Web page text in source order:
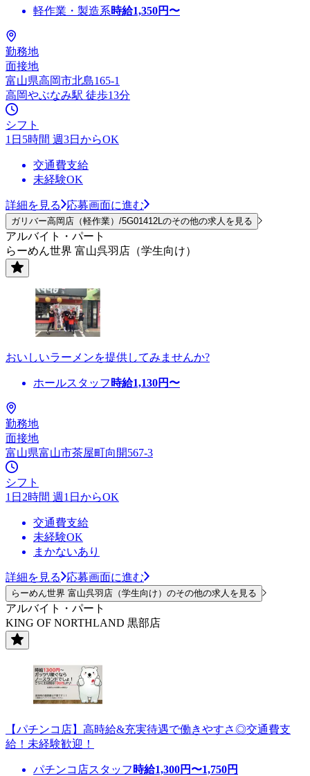
軽作業・製造系時給1,350円〜
勤務地
面接地
富山県高岡市北島165-1
高岡やぶなみ駅 徒歩13分
シフト
1日5時間 週3日からOK
交通費支給
未経験OK
詳細を見る 応募画面に進む
ガリバー高岡店（軽作業）/5G01412Lのその他の求人を見る
アルバイト・パート
らーめん世界 富山呉羽店（学生向け）
おいしいラーメンを提供してみませんか?
ホールスタッフ 時給1,130円〜
勤務地
面接地
富山県富山市茶屋町向開567-3
シフト
1日2時間 週1日からOK
交通費支給
未経験OK
まかないあり
詳細を見る 応募画面に進む
らーめん世界 富山呉羽店（学生向け）のその他の求人を見る
アルバイト・パート
KING OF NORTHLAND 黒部店
【パチンコ店】高時給&充実待遇で働きやすさ◎交通費支
給！未経験歓迎！
パチンコ店スタッフ 時給1,300円〜1,750円